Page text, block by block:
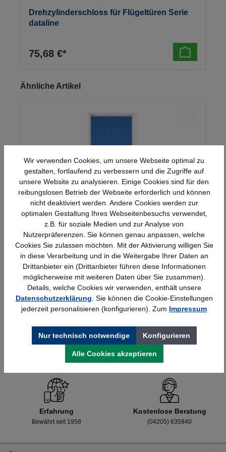
Drehzylinderschloss für Flügeltüren Serie
dataline
75,68 €*
Produktgalerie überspringen
Ähnliche Artikel
Stahl-Flügeltürenschrank Serie 950
428,40 €* Details
Schnelle Lieferung
Bundesweit
Topmarken
Faire Preise
Erfahrung
Bewährt seit 1958
Kostenlose Beratung
(04205) 635940
Wir verwenden Cookies, um unsere Webseite optimal zu
gestalten, fortlaufend zu verbessern und die Zugriffe auf
unsere Website zu analysieren. Einige Cookies sind für den
reibungslosen Betrieb der Webseite erforderlich und können
nicht deaktiviert werden. Andere Cookies werden zur
optimalen Gestaltung Ihres Webseitenbesuchs verwendet,
z.B. für soziale Medien und zur Analyse von
Nutzerpräferenzen. Sie können genau anpassen, welche
Cookies Sie zulassen möchten. Mit der Aktivierung willigen Sie
in diese Verarbeitung und in die Weitergabe Ihrer Daten an
Drittanbieter ein (Drittanbieter führen diese Informationen
möglicherweise mit weiteren Daten über Sie zusammen).
Details, welche Cookies wir verwenden, enthält unsere
Datenschutzerklärung . Sie können die Cookie-Einstellungen
jederzeit personalisieren (konfigurieren). Zum Impressum
Nur technisch notwendige Konfigurieren
Alle Cookies akzeptieren